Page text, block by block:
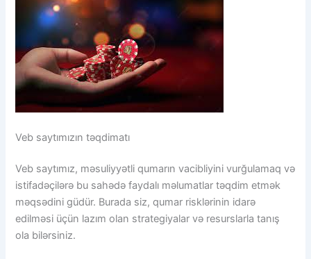
Veb saytımızın təqdimatı
Veb saytımız, məsuliyyətli qumarın vacibliyini vurğulamaq və
istifadəçilərə bu sahədə faydalı məlumatlar təqdim etmək
məqsədini güdür. Burada siz, qumar risklərinin idarə
edilməsi üçün lazım olan strategiyalar və resurslarla tanış
ola bilərsiniz.